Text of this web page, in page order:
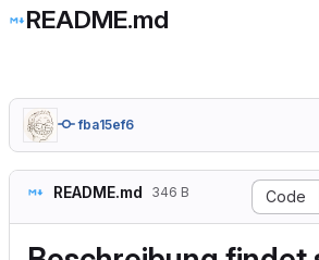
README.md
fba15ef6
README.md 346 B Code